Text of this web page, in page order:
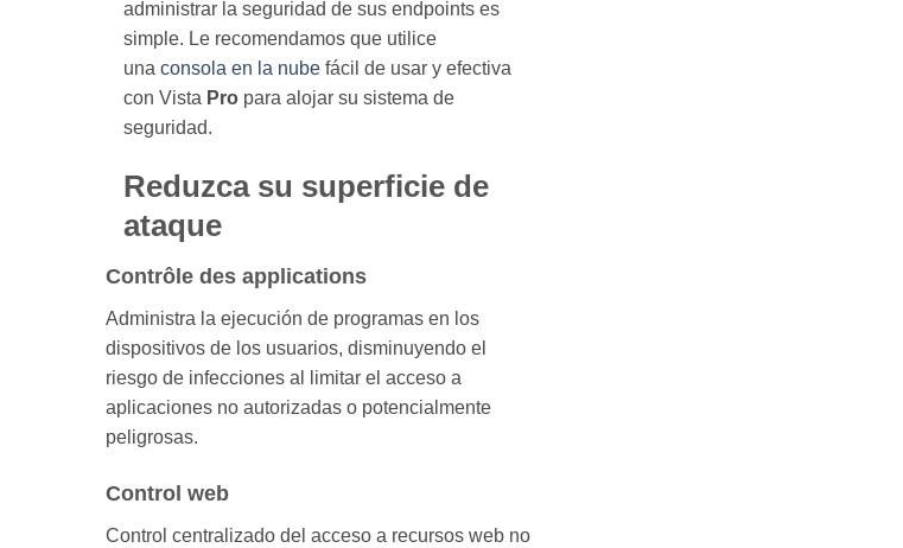
administrar la seguridad de sus endpoints es
simple. Le recomendamos que utilice
una consola en la nube fácil de usar y efectiva
con Vista Pro para alojar su sistema de
seguridad.
Reduzca su superficie de
ataque
Contrôle des applications
Administra la ejecución de programas en los
dispositivos de los usuarios, disminuyendo el
riesgo de infecciones al limitar el acceso a
aplicaciones no autorizadas o potencialmente
peligrosas.
Control web
Control centralizado del acceso a recursos web no